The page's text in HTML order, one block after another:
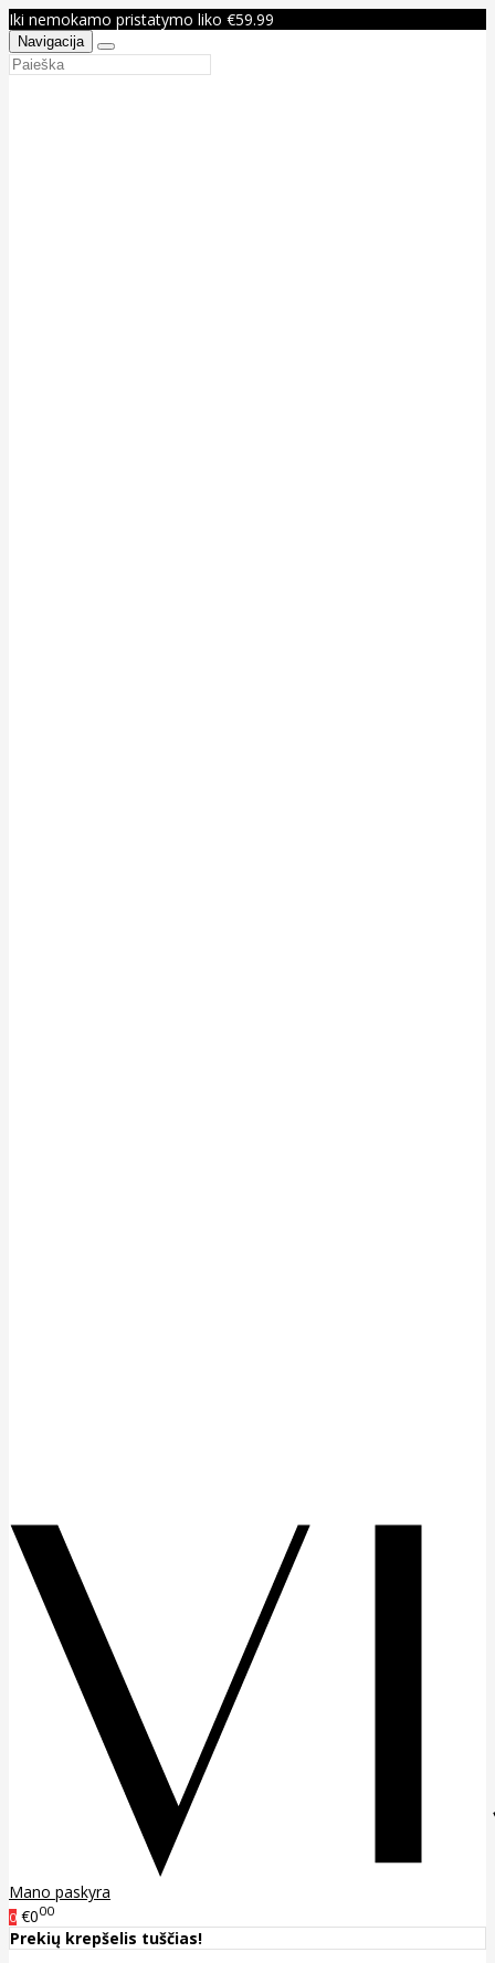
Iki nemokamo pristatymo liko €59.99
Navigacija
Mano paskyra
0 €000
Prekių krepšelis tuščias!